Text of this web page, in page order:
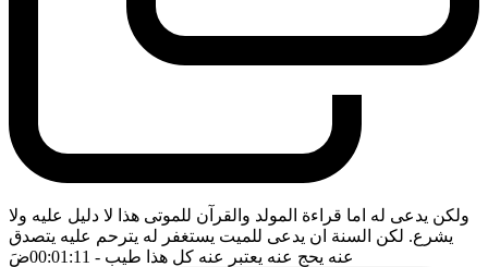
ولكن يدعى له اما قراءة المولد والقرآن للموتى هذا لا دليل عليه ولا
يشرع. لكن السنة ان يدعى للميت يستغفر له يترحم عليه يتصدق
عنه يحج عنه يعتبر عنه كل هذا طيب - 00:01:11 ضَ